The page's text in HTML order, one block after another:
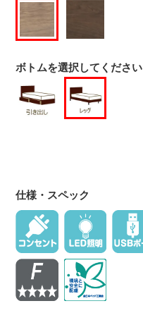
ボトムを選択してください
仕様・スペック